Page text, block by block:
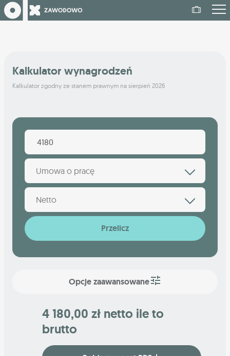
Kalkulator wynagrodzeń
Kalkulator zgodny ze stanem prawnym na sierpień 2026
Umowa o pracę
Netto
Przelicz
Opcje zaawansowane
4 180,00 zł netto ile to
brutto